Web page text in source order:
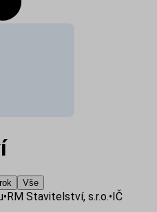
Vše
•RM Stavitelství, s.r.o.•IČ